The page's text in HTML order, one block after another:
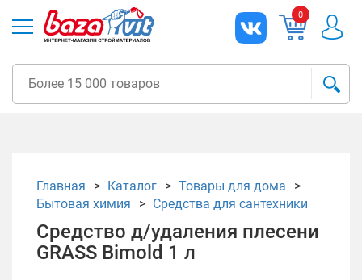
0
Главная Каталог
Товары для дома
Бытовая химия
Средства для сантехники
Средство д/удаления плесени
GRASS Bimold 1 л